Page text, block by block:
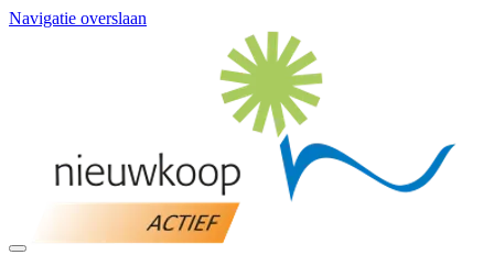
Navigatie overslaan